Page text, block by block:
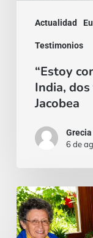
Actualidad
Testimonios
Ruta
Jacobea
“Estoy
India,
Jacobea
6 de
Cardenal
Camillo
Ruini